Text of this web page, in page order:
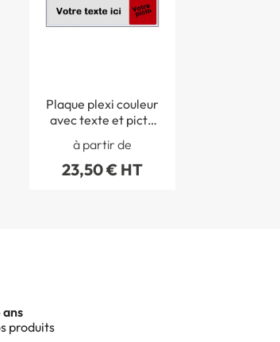
Plaque plexi couleur
avec texte et picto
à partir de
23,50 € HT
produits